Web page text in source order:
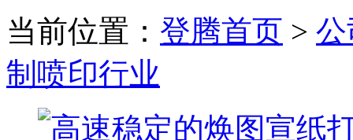
当前位置： 登腾首页 >
制喷印行业